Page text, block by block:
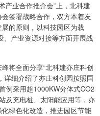
产业合作推介会”上，北科建
签署战略合作，双方本着友
的原则，以科技园区为载
、产业资源对接等方面开展战
将全面分享“北科建亦庄科创
详细介绍了亦庄科创园按照国
例采用超1000KW分体式CO2
及充电桩、太阳能应用等，亦
绿色化改造，推进园区节能